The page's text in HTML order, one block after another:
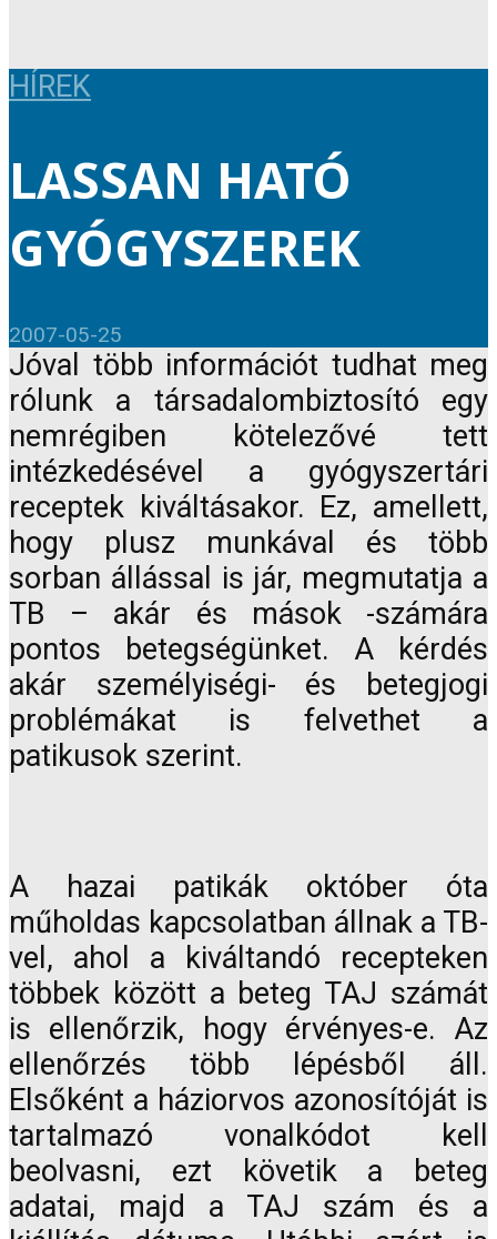
HÍREK
LASSAN HATÓ
GYÓGYSZEREK
2007-05-25
Jóval több információt tudhat meg
rólunk a társadalombiztosító egy
nemrégiben kötelezővé tett
intézkedésével a gyógyszertári
receptek kiváltásakor. Ez, amellett,
hogy plusz munkával és több
sorban állással is jár, megmutatja a
TB – akár és mások -számára
pontos betegségünket. A kérdés
akár személyiségi- és betegjogi
problémákat is felvethet a
patikusok szerint.
A hazai patikák október óta
műholdas kapcsolatban állnak a TB-
vel, ahol a kiváltandó recepteken
többek között a beteg TAJ számát
is ellenőrzik, hogy érvényes-e. Az
ellenőrzés több lépésből áll.
Elsőként a háziorvos azonosítóját is
tartalmazó vonalkódot kell
beolvasni, ezt követik a beteg
adatai, majd a TAJ szám és a